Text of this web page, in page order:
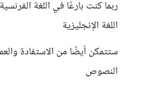
ربما كنت بارعًا في اللغة
اللغة الإنجليزية
ستتمكن أيضًا من الاستفادة
النصوص